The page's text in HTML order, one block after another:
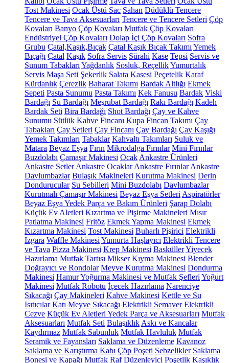
Tost Makinesi Ocak Üstü Sac Sahan Düdüklü Tencere
Tencere ve Tava Aksesuarları Tencere ve Tencere Setleri Çöp
Kovaları Banyo Çöp Kovaları Mutfak Çöp Kovaları
Endüstriyel Çöp Kovaları Dolap İçi Çöp Kovaları Sofra
Grubu Çatal,Kaşık,Bıçak Çatal Kaşık Bıçak Takımı Yemek
Bıçağı Çatal Kaşık Sofra Servis Sürahi Kase Tepsi Servis ve
Sunum Tabakları Yağdanlık Sosluk, ReçellikYumurtalık
Servis Maşa Seti Şekerlik Salata Kasesi Peçetelik Karaf
Kürdanlık Çerezlik Baharat Takımı Bardak Altlığı Ekmek
Sepeti Pasta Sunumu Pasta Takımı Kek Fanusu Bardak Viski
Bardağı Su Bardağı Meşrubat Bardağı Rakı Bardağı Kadeh
Bardak Seti Bira Bardağı Shot Bardağı Çay ve Kahve
Sunumu Sütlük Kahve Fincanı Kupa Fincan Takımı Çay
Tabakları Çay Setleri Çay Fincanı Çay Bardağı Çay Kaşığı
Yemek Takımları Tabaklar Kahvaltı Takımları Suluk ve
Matara Beyaz Eşya Fırın Mikrodalga Fırınlar Mini Fırınlar
Buzdolabı Çamaşır Makinesi Ocak Ankastre Ürünleri
Ankastre Setler Ankastre Ocaklar Ankastre Fırınlar Ankastre
Davlumbazlar Bulaşık Makineleri Kurutma Makinesi Derin
Dondurucular Su Sebilleri Mini Buzdolabı Davlumbazlar
Kurutmalı Çamaşır Makinesi Beyaz Eşya Setleri Aspiratörler
Beyaz Eşya Yedek Parça ve Bakım Ürünleri Şarap Dolabı
Küçük Ev Aletleri Kızartma ve Pişirme Makineleri Mısır
Patlatma Makinesi Fritöz Ekmek Yapma Makinesi Ekmek
Kızartma Makinesi Tost Makinesi Buharlı Pişirici Elektrikli
Izgara Waffle Makinesi Yumurta Haşlayıcı Elektrikli Tencere
ve Tava Pizza Makinesi Krep Makinesi BasküllerYiyecek
Hazırlama Mutfak Tartısı Mikser Kıyma Makinesi Blender
Doğrayıcı ve Rondolar Meyve Kurutma Makinesi Dondurma
Makinesi Hamur Yoğurma Makinesi ve Mutfak Şefleri Yoğurt
Makinesi Mutfak Robotu İçecek Hazırlama Narenciye
Sıkacağı Çay Makineleri Kahve Makinesi Kettle ve Su
Isıtıcılar Katı Meyve Sıkacağı Elektrikli Semaver Elektrikli
Cezve Küçük Ev Aletleri Yedek Parça ve Aksesuarları Mutfak
Aksesuarları Mutfak Seti Bulaşıklık Askı ve Kancalar
Kaydırmaz Mutfak Sabunluk Mutfak Havluluk Mutfak
Seramik ve Fayansları Saklama ve Düzenleme Kavanoz
Saklama ve Karıştırma Kabı Çöp Poşeti Sebzelikler Saklama
Bonesi ve Kapağı Mutfak Raf Düzenleyici Poşetlik Kaşıklık